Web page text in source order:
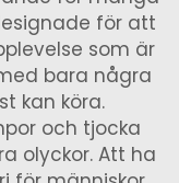
för att
som är
bara några
kan köra.
och tjocka
olyckor. Att ha